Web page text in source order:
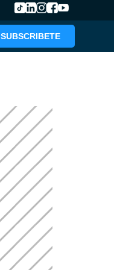
SUBSCRIBETE